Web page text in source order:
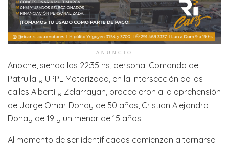
ANUNCIO
Anoche, siendo las 22:35 hs, personal Comando de
Patrulla y UPPL Motorizada, en la intersección de las
calles Alberti y Zelarrayan, procedieron a la aprehensión
de Jorge Omar Donay de 50 años, Cristian Alejandro
Donay de 19 y un menor de 15 años.
Al momento de ser identificados comienzan a tornarse